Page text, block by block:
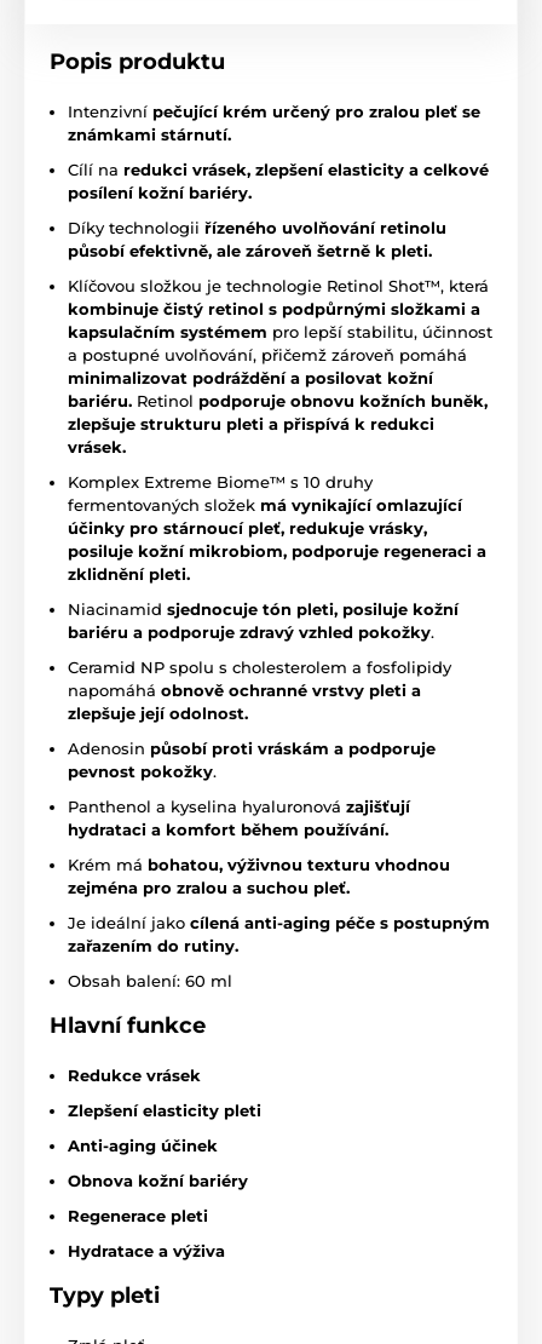
Popis produktu
Intenzivní pečující krém určený pro zralou pleť se
známkami stárnutí.
Cílí na redukci vrásek, zlepšení elasticity a celkové
posílení kožní bariéry.
Díky technologii řízeného uvolňování retinolu
působí efektivně, ale zároveň šetrně k pleti.
Klíčovou složkou je technologie Retinol Shot™, která
kombinuje čistý retinol s podpůrnými složkami a
kapsulačním systémem pro lepší stabilitu, účinnost
a postupné uvolňování, přičemž zároveň pomáhá
minimalizovat podráždění a posilovat kožní
bariéru. Retinol podporuje obnovu kožních buněk,
zlepšuje strukturu pleti a přispívá k redukci
vrásek.
Komplex Extreme Biome™ s 10 druhy
fermentovaných složek má vynikající omlazující
účinky pro stárnoucí pleť, redukuje vrásky,
posiluje kožní mikrobiom, podporuje regeneraci a
zklidnění pleti.
Niacinamid sjednocuje tón pleti, posiluje kožní
bariéru a podporuje zdravý vzhled pokožky.
Ceramid NP spolu s cholesterolem a fosfolipidy
napomáhá obnově ochranné vrstvy pleti a
zlepšuje její odolnost.
Adenosin působí proti vráskám a podporuje
pevnost pokožky.
Panthenol a kyselina hyaluronová zajišťují
hydrataci a komfort během používání.
Krém má bohatou, výživnou texturu vhodnou
zejména pro zralou a suchou pleť.
Je ideální jako cílená anti-aging péče s postupným
zařazením do rutiny.
Obsah balení: 60 ml
Hlavní funkce
Redukce vrásek
Zlepšení elasticity pleti
Anti-aging účinek
Obnova kožní bariéry
Regenerace pleti
Hydratace a výživa
Typy pleti